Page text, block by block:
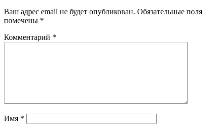
Ваш адрес email не будет опубликован. Обязательные поля
помечены *
Комментарий *
Имя *